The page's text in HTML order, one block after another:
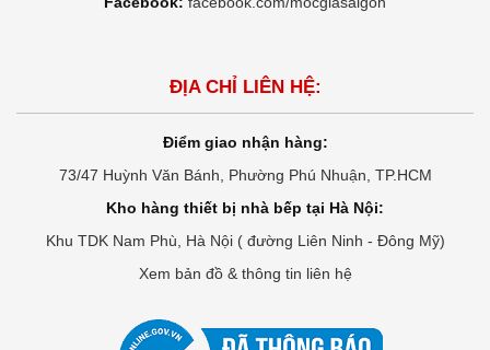
ĐỊA CHỈ LIÊN HỆ:
Điểm giao nhận hàng:
73/47 Huỳnh Văn Bánh, Phường Phú Nhuận, TP.HCM
Kho hàng thiết bị nhà bếp tại Hà Nội:
Khu TDK Nam Phù, Hà Nội ( đường Liên Ninh - Đông Mỹ)
Xem bản đồ & thông tin liên hệ